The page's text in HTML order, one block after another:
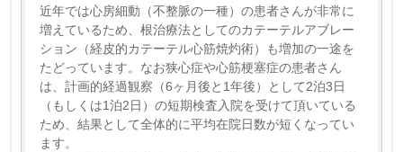
近年では心房細動（不整脈の一種）の患者さんが非常に
増えているため、根治療法としてのカテーテルアブレー
ション（経皮的カテーテル心筋焼灼術）も増加の一途を
たどっています。なお狭心症や心筋梗塞症の患者さん
は、計画的経過観察（6ヶ月後と1年後）として2泊3日
（もしくは1泊2日）の短期検査入院を受けて頂いている
ため、結果として全体的に平均在院日数が短くなってい
ます。